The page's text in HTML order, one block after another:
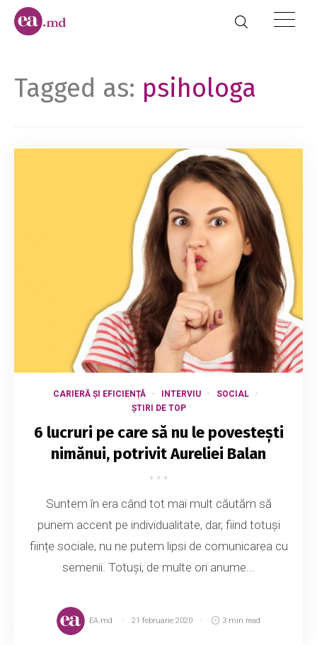
Tagged as: psihologa
CARIERĂ ȘI EFICIENȚĂ INTERVIU
SOCIAL
ȘTIRI DE TOP
6 lucruri pe care să nu le povestești
nimănui, potrivit Aureliei Balan
Suntem în era când tot mai mult căutăm să
punem accent pe individualitate, dar, fiind totuși
ființe sociale, nu ne putem lipsi de comunicarea cu
semenii. Totuși, de multe ori anume...
EA.md 21 februarie 2020 3 min read